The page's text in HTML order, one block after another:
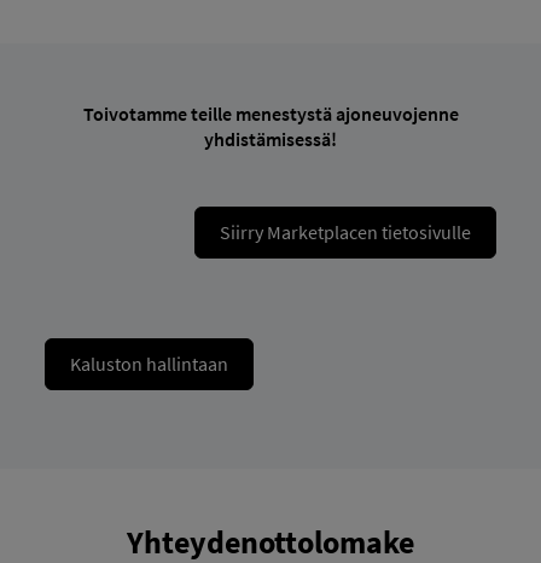
Toivotamme teille menestystä ajoneuvojenne
yhdistämisessä!
Siirry Marketplacen tietosivulle
Kaluston hallintaan
Yhteydenottolomake